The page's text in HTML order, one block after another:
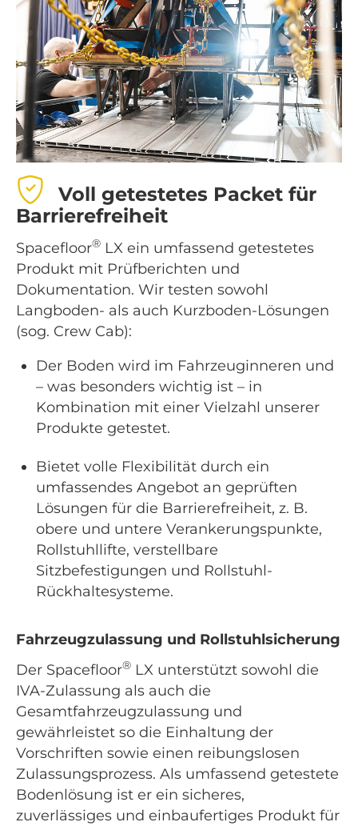
Voll getestetes Packet für
Barrierefreiheit
Spacefloor® LX ein umfassend getestetes
Produkt mit Prüfberichten und
Dokumentation. Wir testen sowohl
Langboden- als auch Kurzboden-Lösungen
(sog. Crew Cab):
Der Boden wird im Fahrzeuginneren und
– was besonders wichtig ist – in
Kombination mit einer Vielzahl unserer
Produkte getestet.
Bietet volle Flexibilität durch ein
umfassendes Angebot an geprüften
Lösungen für die Barrierefreiheit, z. B.
obere und untere Verankerungspunkte,
Rollstuhllifte, verstellbare
Sitzbefestigungen und Rollstuhl-
Rückhaltesysteme.
Fahrzeugzulassung und Rollstuhlsicherung
Der Spacefloor® LX unterstützt sowohl die
IVA-Zulassung als auch die
Gesamtfahrzeugzulassung und
gewährleistet so die Einhaltung der
Vorschriften sowie einen reibungslosen
Zulassungsprozess. Als umfassend getestete
Bodenlösung ist er ein sicheres,
zuverlässiges und einbaufertiges Produkt für